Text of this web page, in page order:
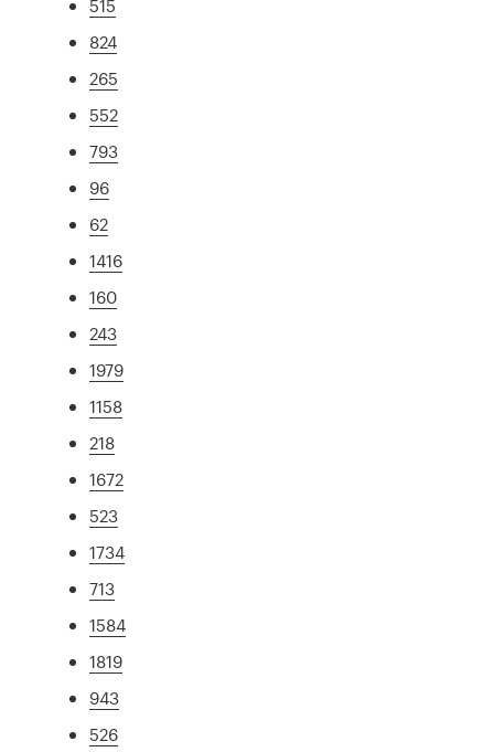
515
824
265
552
793
96
62
1416
160
243
1979
1158
218
1672
523
1734
713
1584
1819
943
526